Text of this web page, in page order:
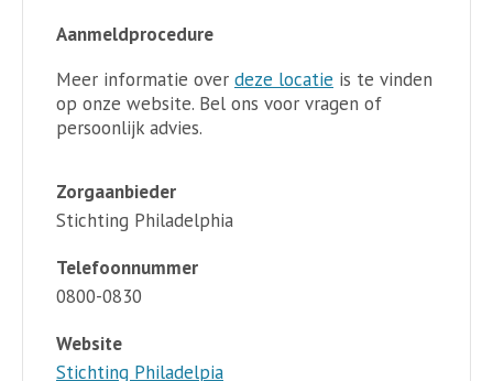
Aanmeldprocedure
Meer informatie over deze locatie is te vinden
op onze website. Bel ons voor vragen of
persoonlijk advies.
Zorgaanbieder
Stichting Philadelphia
Telefoonnummer
0800-0830
Website
Stichting Philadelpia